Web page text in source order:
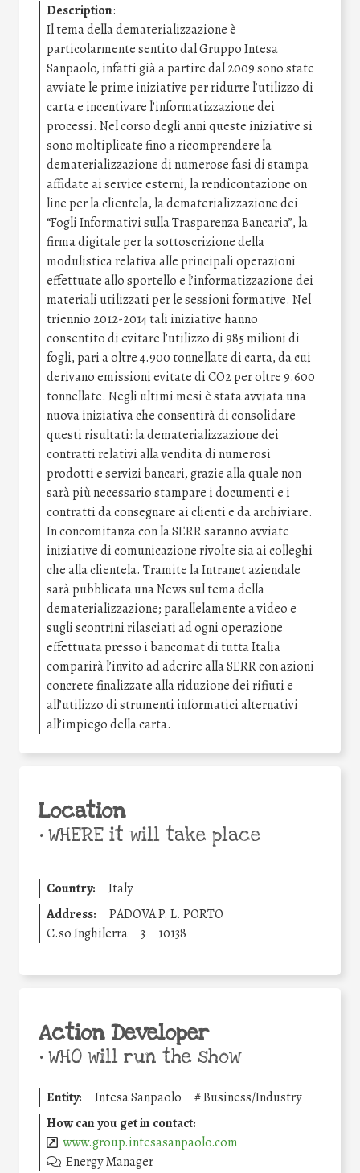
Description:
Il tema della dematerializzazione è
particolarmente sentito dal Gruppo Intesa
Sanpaolo, infatti già a partire dal 2009 sono state
avviate le prime iniziative per ridurre l’utilizzo di
carta e incentivare l’informatizzazione dei
processi. Nel corso degli anni queste iniziative si
sono moltiplicate fino a ricomprendere la
dematerializzazione di numerose fasi di stampa
affidate ai service esterni, la rendicontazione on
line per la clientela, la dematerializzazione dei
“Fogli Informativi sulla Trasparenza Bancaria”, la
firma digitale per la sottoscrizione della
modulistica relativa alle principali operazioni
effettuate allo sportello e l’informatizzazione dei
materiali utilizzati per le sessioni formative. Nel
triennio 2012-2014 tali iniziative hanno
consentito di evitare l’utilizzo di 985 milioni di
fogli, pari a oltre 4.900 tonnellate di carta, da cui
derivano emissioni evitate di CO2 per oltre 9.600
tonnellate. Negli ultimi mesi è stata avviata una
nuova iniziativa che consentirà di consolidare
questi risultati: la dematerializzazione dei
contratti relativi alla vendita di numerosi
prodotti e servizi bancari, grazie alla quale non
sarà più necessario stampare i documenti e i
contratti da consegnare ai clienti e da archiviare.
In concomitanza con la SERR saranno avviate
iniziative di comunicazione rivolte sia ai colleghi
che alla clientela. Tramite la Intranet aziendale
sarà pubblicata una News sul tema della
dematerializzazione; parallelamente a video e
sugli scontrini rilasciati ad ogni operazione
effettuata presso i bancomat di tutta Italia
comparirà l’invito ad aderire alla SERR con azioni
concrete finalizzate alla riduzione dei rifiuti e
all’utilizzo di strumenti informatici alternativi
all’impiego della carta.
Location
•WHERE it will take place
Country:
Italy
Address:
PADOVA P. L. PORTO
C.so Inghilerra
3 10138
Action Developer
•WHO will run the show
Entity: Intesa Sanpaolo #Business/Industry
How can you get in contact:
www.group.intesasanpaolo.com
Energy Manager